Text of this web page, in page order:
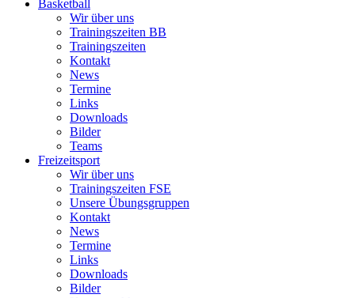
Basketball
Wir über uns
Trainingszeiten BB
Trainingszeiten
Kontakt
News
Termine
Links
Downloads
Bilder
Teams
Freizeitsport
Wir über uns
Trainingszeiten FSE
Unsere Übungsgruppen
Kontakt
News
Termine
Links
Downloads
Bilder